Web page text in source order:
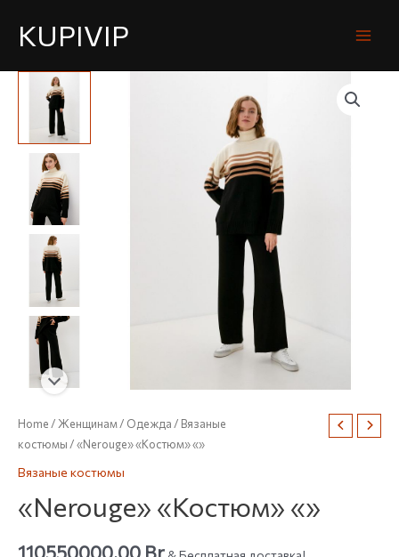
KUPIVIP
Home/Женщинам/ Одежда/ Вязаные
костюмы/ «Nerouge» «Костюм» «»
Вязаные костюмы
«Nerouge» «Костюм» «»
110550000,00 Br